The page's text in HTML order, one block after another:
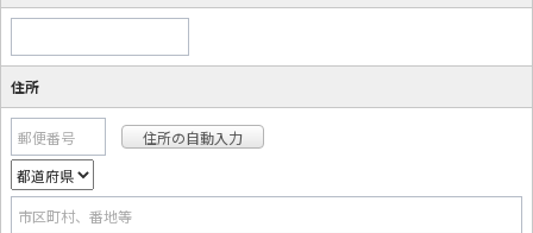
住所
郵便番号
市区町村、番地等